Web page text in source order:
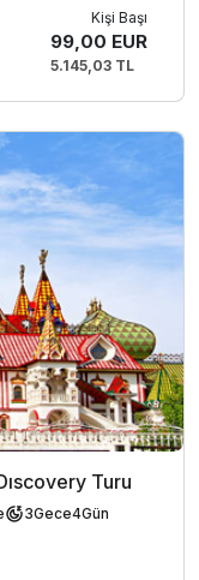
Kişi Başı
99,00 EUR
5.145,03 TL
Turu
3Gece4Gün